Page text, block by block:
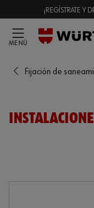
¡REGÍSTRATE Y
MENÚ
Fijación de